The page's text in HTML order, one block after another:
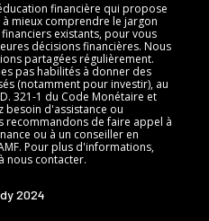
financière qui propose
mieux comprendre le jargon
existants, pour vous
décisions financières. Nous
partagées régulièrement.
pas habilités à donner des
(notamment pour investir), au
321-1 du Code Monétaire et
besoin d'assistance ou
recommandons de faire appel à
ou à un conseiller en
Pour plus d'informations,
nous contacter.
2024